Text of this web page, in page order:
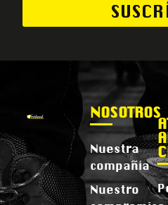
NOSOTROS
Nuestra
compañía
Nuestro